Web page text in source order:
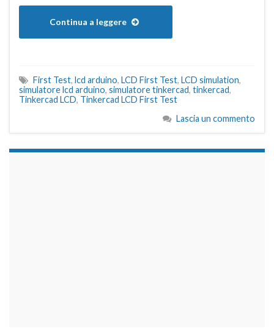
Continua a leggere
First Test, lcd arduino, LCD First Test, LCD simulation,
simulatore lcd arduino, simulatore tinkercad, tinkercad,
Tinkercad LCD, Tinkercad LCD First Test
Lascia un commento